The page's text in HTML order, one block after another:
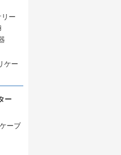
ー
ケー
ー
ーブ